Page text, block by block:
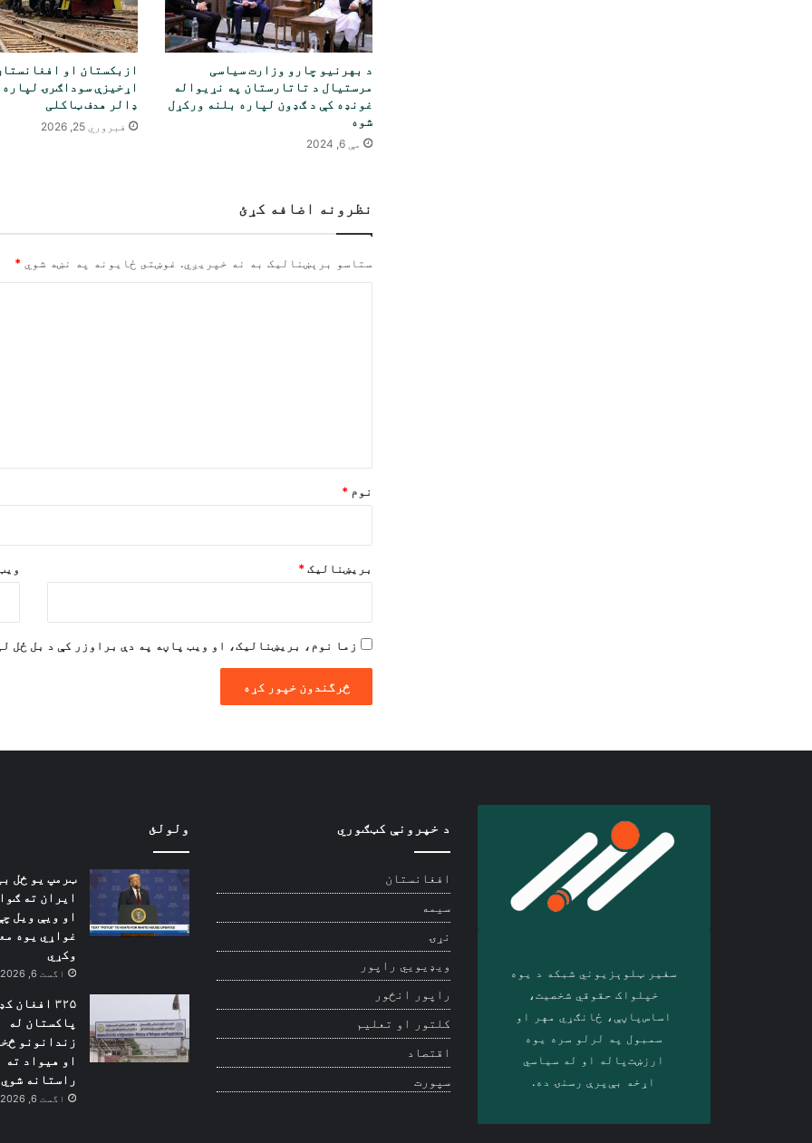
د بهرنیو چارو وزارت سیاسی
مرستیال د تاتارستان په نړیواله
غونډه کې د ګډون لپاره بلنه ورکړل
شوه
مې 6, 2024
ازبکستان او
ډالر هدف ټاکلی
فبروري 25, 2026
نظرونه اضافه کړئ
ستاسو برېښناليک به نه خپريږي. غوښتى ځایونه په نښه شوي *
نوم *
بریښنالیک *
زما نوم، بریښنالیک، او ویب پاڼه په دې براوزر کې د بل ځل
سفیر ټلوېزیوني شبکه د‎ یوه
خپلواک حقوقي شخصیت،
اساس‌پاڼې، ځانګړي مهر او
سمبول په لرلو سره ‎یوه
ارزښت‌پاله او ‎له سیاسي
اړخه بې‌پرې رسنۍ ده.
د خپرونې کټګوري
افغانستان
سیمه
نړۍ
ویډیويي راپور
راپور انځور
کلتور او تعلیم
اقتصاد
سپورت
ولولئ
ټرمپ یو ځل
ایران ته
او ویې ویل
غواړي یوه
وکړي
اگست 6, 2026
۳۲۵ افغان
پاکستان له
زندانونو
او هیواد ته
راستانه شوي
اگست 6, 2026